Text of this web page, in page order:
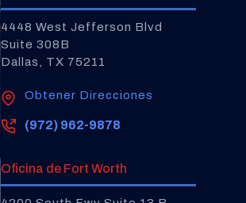
4448 West Jefferson Blvd
Suite 308B
Dallas, TX 75211
Obtener Direcciones
(972) 962-9878
Oficina de Fort Worth